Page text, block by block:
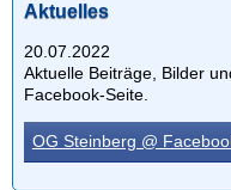
Aktuelles
20.07.2022
Aktuelle Beiträge, Bilder
Facebook-Seite.
OG Steinberg @